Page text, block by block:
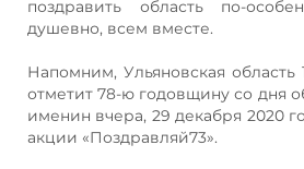
поздравить область по-
душевно, всем вместе.
Напомним, Ульяновская область
отметит 78-ю годовщину со дня
именин вчера, 29 декабря 2020
акции «Поздравляй73».